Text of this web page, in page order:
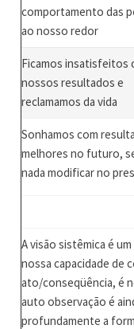
comportamento das
ao nosso redor
Ficamos insatisfeitos
nossos resultados e
reclamamos da vida
Sonhamos com
melhores no futuro,
nada modificar no
A visão sistêmica é
nossa capacidade de
ato/conseqüência, é
auto observação é
profundamente a